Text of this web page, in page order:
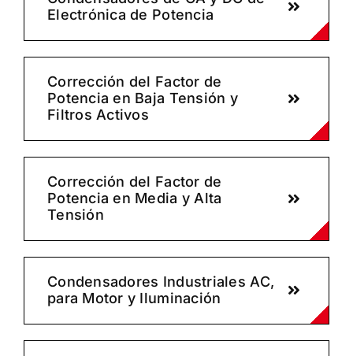
Electrónica de Potencia
Corrección del Factor de
Potencia en Baja Tensión y
Filtros Activos
Corrección del Factor de
Potencia en Media y Alta
Tensión
Condensadores Industriales AC,
para Motor y Iluminación